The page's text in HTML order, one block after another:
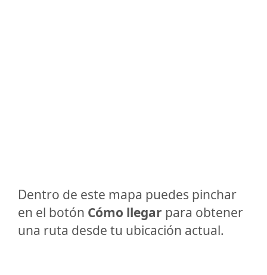
Dentro de este mapa puedes pinchar
en el botón Cómo llegar para obtener
una ruta desde tu ubicación actual.